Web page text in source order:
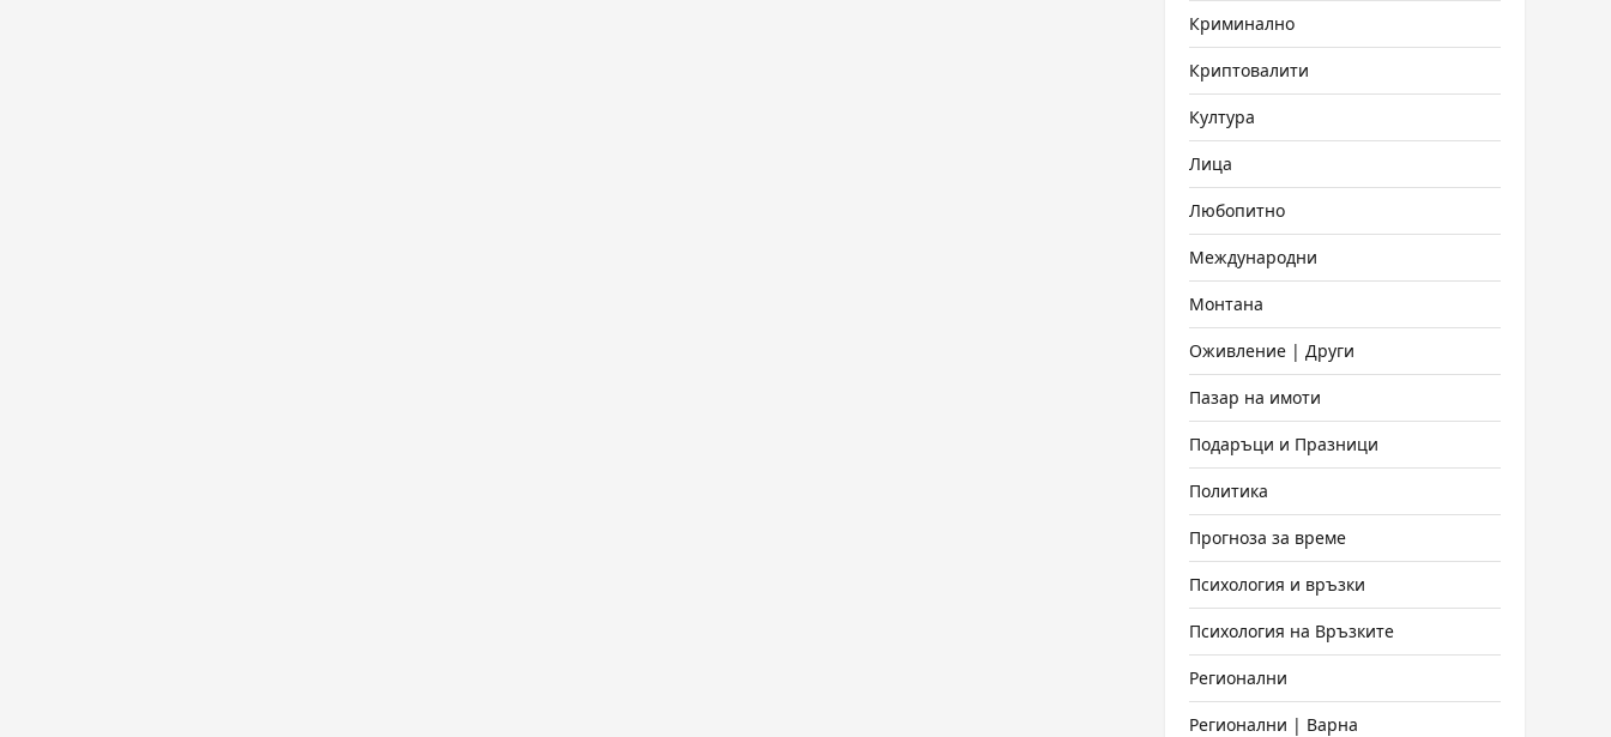
Криминално
Криптовалити
Култура
Лица
Любопитно
Международни
Монтана
Оживление | Други
Пазар на имоти
Подаръци и Празници
Политика
Прогноза за време
Психология и връзки
Психология на Връзките
Регионални
Регионални | Варна